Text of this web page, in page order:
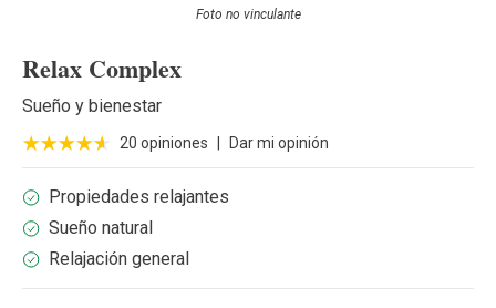
Foto no vinculante
Relax Complex
Sueño y bienestar
20 opiniones Dar mi opinión
Propiedades relajantes
Sueño natural
Relajación general